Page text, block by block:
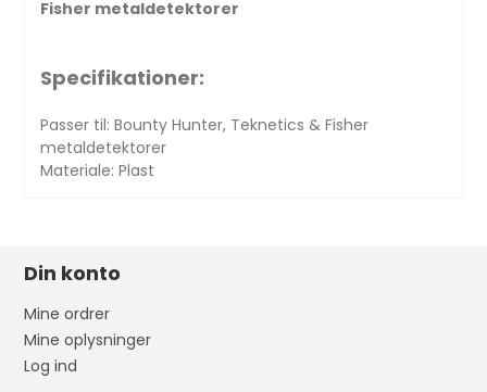
Fisher metaldetektorer
Specifikationer:
Passer til: Bounty Hunter, Teknetics & Fisher
metaldetektorer
Materiale: Plast
Din konto
Mine ordrer
Mine oplysninger
Log ind